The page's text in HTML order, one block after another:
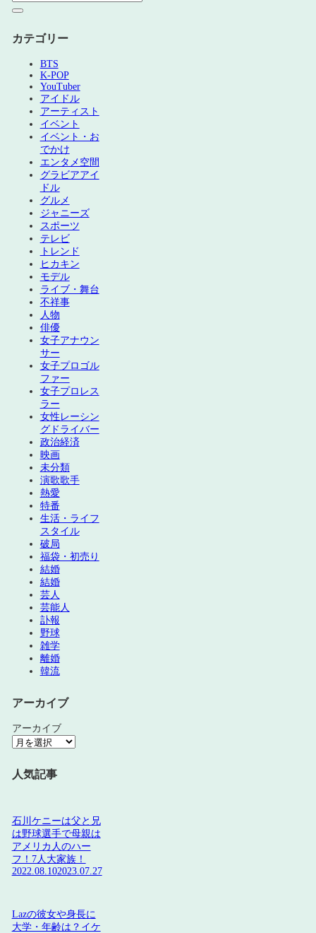
カテゴリー
BTS
K-POP
YouTuber
アイドル
アーティスト
イベント
イベント・お
でかけ
エンタメ空間
グラビアアイ
ドル
グルメ
ジャニーズ
スポーツ
テレビ
トレンド
ヒカキン
モデル
ライブ・舞台
不祥事
人物
俳優
女子アナウン
サー
女子プロゴル
ファー
女子プロレス
ラー
女性レーシン
グドライバー
政治経済
映画
未分類
演歌歌手
熱愛
特番
生活・ライフ
スタイル
破局
福袋・初売り
結婚
結婚
芸人
芸能人
訃報
野球
雑学
離婚
韓流
アーカイブ
アーカイブ
人気記事
石川ケニーは父と兄
は野球選手で母親は
アメリカ人のハー
フ！7人大家族！
2022.08.102023.07.27
Lazの彼女や身長に
大学・年齢は？イケ